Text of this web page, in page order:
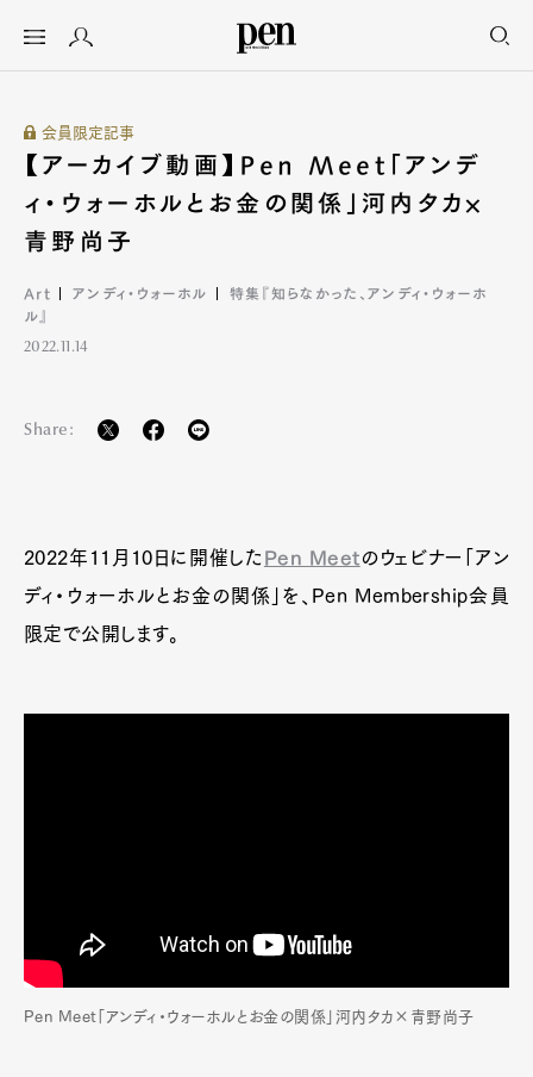
会員限定記事
【アーカイブ動画】Pen Meet「アンデ
ィ・ウォーホルとお金の関係」河内タカ×
青野尚子
Art アンディ・ウォーホル
特集『知らなかった、アンディ・ウォーホ
ル』
2022.11.14
Share:
2022年11月10日に開催した Pen Meetのウェビナー「アン
ディ・ウォーホルとお金の関係」を、Pen Membership会員
限定で公開します。
Pen Meet「アンディ・ウォーホルとお金の関係」河内タカ×青野尚子